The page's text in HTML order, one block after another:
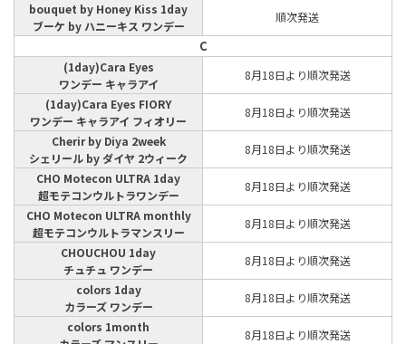
bouquet by Honey Kiss 1day
ブーケ by ハニーキス ワンデー
順次発送
C
(1day)Cara Eyes
ワンデー キャラアイ
8月18日より順次発送
(1day)Cara Eyes FIORY
ワンデー キャラアイ フィオリー
8月18日より順次発送
Cherir by Diya 2week
シェリール by ダイヤ 2ウィーク
8月18日より順次発送
CHO Motecon ULTRA 1day
超モテコンウルトラワンデー
8月18日より順次発送
CHO Motecon ULTRA monthly
超モテコンウルトラマンスリー
8月18日より順次発送
CHOUCHOU 1day
チュチュ ワンデー
8月18日より順次発送
colors 1day
カラーズ ワンデー
8月18日より順次発送
colors 1month
8月18日より順次発送